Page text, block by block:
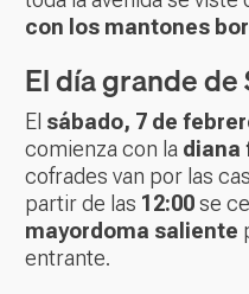
con los mantones
El día grande de
El sábado, 7 de
comienza con la diana
cofrades van por las
partir de las 12:00se
mayordoma saliente
entrante.